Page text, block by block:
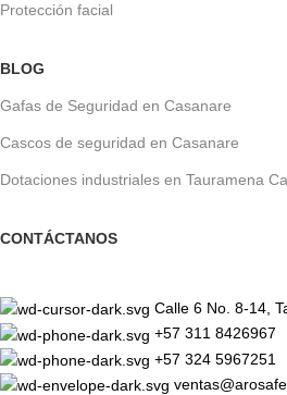
Protección facial
BLOG
Gafas de Seguridad en Casanare
Cascos de seguridad en Casanare
Dotaciones industriales en Tauramena
CONTÁCTANOS
Calle 6 No. 8-14,
+57 311 8426967
+57 324 5967251